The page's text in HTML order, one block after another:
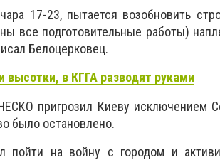
17-23, пытается возобновить
все подготовительные работы)
Белоцерковец.
в КГГА разводят руками
пригрозил Киеву исключением
было остановлено.
пойти на войну с городом и